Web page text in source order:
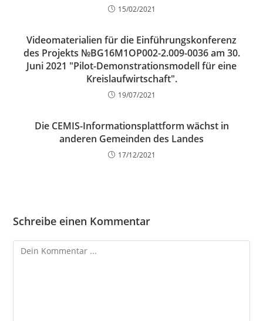
15/02/2021
Videomaterialien für die Einführungskonferenz
des Projekts №BG16M1OP002-2.009-0036 am 30.
Juni 2021 "Pilot-Demonstrationsmodell für eine
Kreislaufwirtschaft".
19/07/2021
Die CEMIS-Informationsplattform wächst in
anderen Gemeinden des Landes
17/12/2021
Schreibe einen Kommentar